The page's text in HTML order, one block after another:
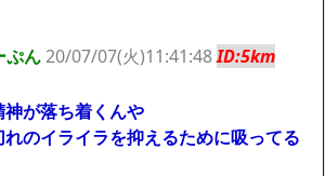
ぷん20/07/07(火)11:41:48ID:5km
が落ち着くんや
のイライラを抑えるために吸ってる